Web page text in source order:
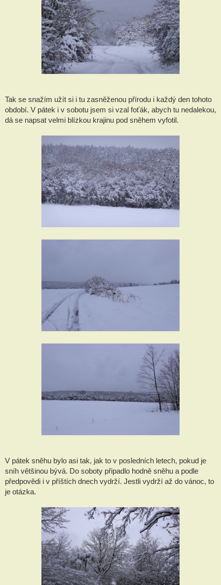
Tak se snažím užít si i tu zasněženou přírodu i každý den tohoto
období. V pátek i v sobotu jsem si vzal foťák, abych tu nedalekou,
dá se napsat velmi blízkou krajinu pod sněhem vyfotil.
V pátek sněhu bylo asi tak, jak to v posledních letech, pokud je
sníh většinou bývá. Do soboty připadlo hodně sněhu a podle
předpovědi i v příštích dnech vydrží. Jestli vydrží až do vánoc, to
je otázka.